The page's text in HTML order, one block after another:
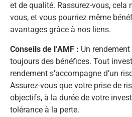
et de qualité. Rassurez-vous, cela
vous, et vous pourriez même
avantages grâce à nos liens.
Conseils de l’AMF : Un
toujours des bénéfices. Tout
rendement s’accompagne d’un
Assurez-vous que votre prise de
objectifs, à la durée de votre
tolérance à la perte.